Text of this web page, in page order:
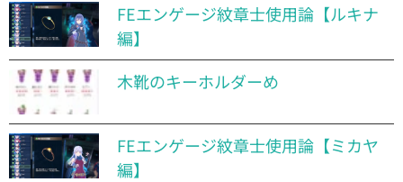
FEエンゲージ紋章士使用論【ルキナ
編】
木靴のキーホルダーめ
FEエンゲージ紋章士使用論【ミカヤ
編】